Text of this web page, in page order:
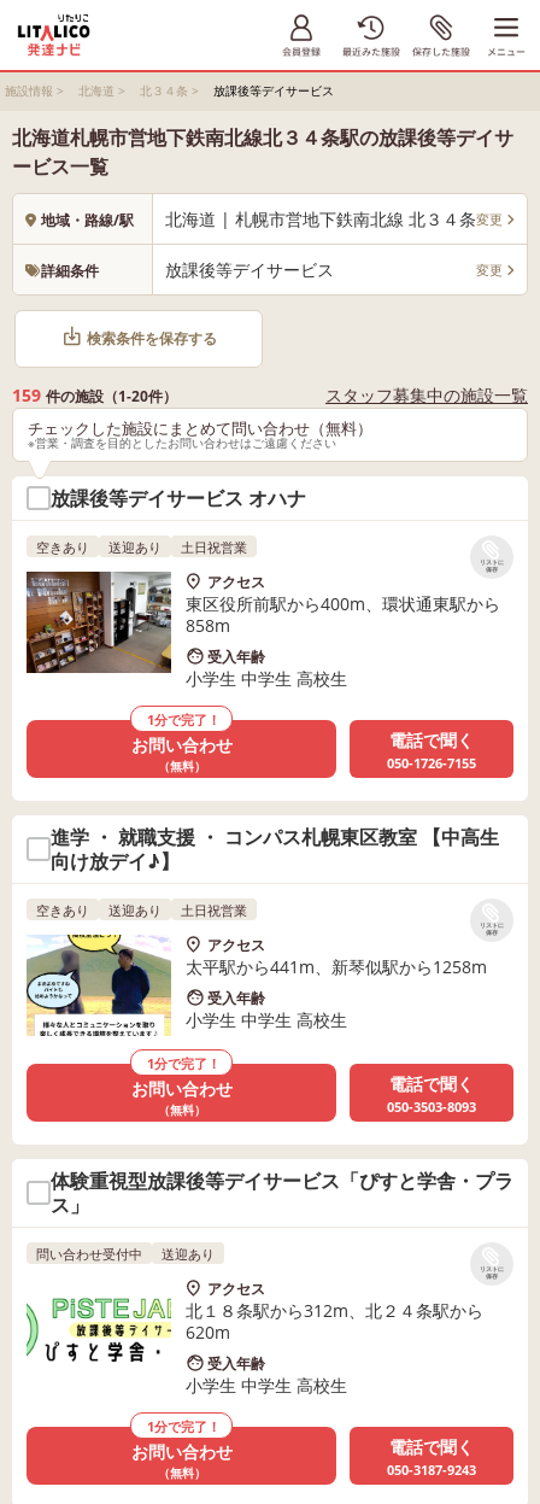
施設情報 > 北海道 > 北３４条 > 放課後等デイサービス
北海道札幌市営地下鉄南北線北３４条駅の放課後等デイサ
ービス一覧
地域・路線/駅 北海道 | 札幌市営地下鉄南北線 北３４条変更
詳細条件 放課後等デイサービス 変更
検索条件を保存する
159 件の施設（1-20件） スタッフ募集中の施設一覧
チェックした施設にまとめて問い合わせ（無料）
※営業・調査を目的としたお問い合わせはご遠慮ください
放課後等デイサービス オハナ
リストに
保存
空きあり 送迎あり 土日祝営業
アクセス
東区役所前駅から400m、環状通東駅から
858m
受入年齢
小学生 中学生 高校生
1分で完了！
お問い合わせ
（無料）
電話で聞く
050-1726-7155
進学 ・ 就職支援 ・ コンパス札幌東区教室 【中高生
向け放デイ♪】
リストに
保存
空きあり 送迎あり 土日祝営業
アクセス
太平駅から441m、新琴似駅から1258m
受入年齢
小学生 中学生 高校生
1分で完了！
お問い合わせ
（無料）
電話で聞く
050-3503-8093
体験重視型放課後等デイサービス「ぴすと学舎・プラ
ス」
リストに
保存
問い合わせ受付中 送迎あり
アクセス
北１８条駅から312m、北２４条駅から
620m
受入年齢
小学生 中学生 高校生
1分で完了！
お問い合わせ
（無料）
電話で聞く
050-3187-9243